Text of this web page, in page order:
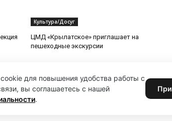
Культура/Досуг
ЦМД «Крылатское» приглашает на
пешеходные экскурсии
для повышения удобства работы с
вы соглашаетесь с нашей
.